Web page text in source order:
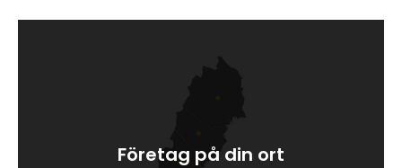
Företag på din ort